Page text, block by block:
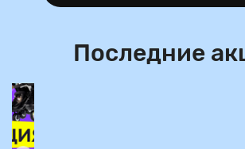
Последние